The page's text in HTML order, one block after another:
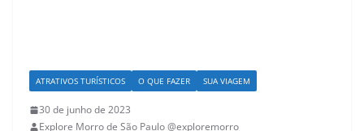
ATRATIVOS TURÍSTICOS O QUE FAZER SUA VIAGEM
30 de junho de 2023
Explore Morro de São Paulo @exploremorro